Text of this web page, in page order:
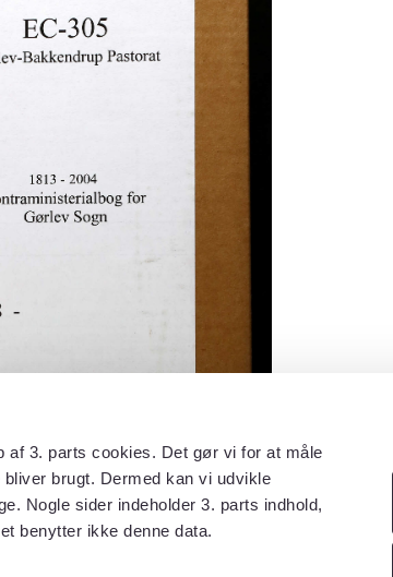
3. parts cookies. Det gør vi for at måle
brugt. Dermed kan vi udvikle
Nogle sider indeholder 3. parts indhold,
benytter ikke denne data.